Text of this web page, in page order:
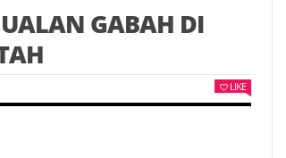
GABAH DI
LIKE